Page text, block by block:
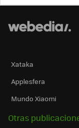
Xataka
Applesfera
Mundo Xiaomi
Otras